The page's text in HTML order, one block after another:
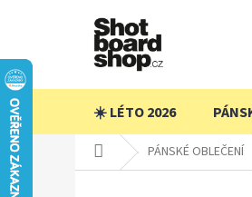
☀️ LÉTO 2026
Domů PÁNSKÉ OBLEČENÍ